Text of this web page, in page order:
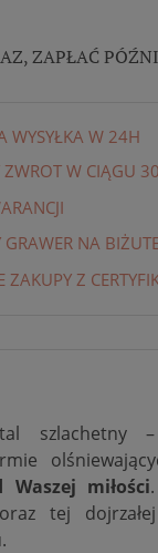
ZAPŁAĆ
WYSYŁKA W 24H
W CIĄGU
NA
ZAKUPY Z
szlachetny
miłości
tej